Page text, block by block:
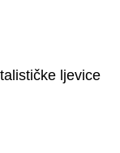
ljevice